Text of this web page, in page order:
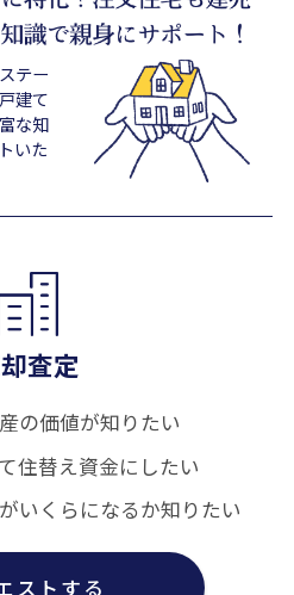
テー
建て
な知
いた
査定
の価値が知りたい
住替え資金にしたい
いくらになるか知りたい
ストする